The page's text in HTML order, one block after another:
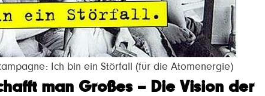
Ich bin ein Störfall (für die Atomenergie)
man Großes – Die Vision der